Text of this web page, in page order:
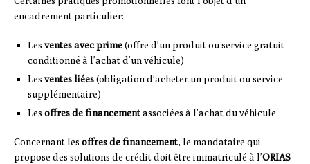
encadrement particulier:
Les ventes avec prime(offre d’un produit ou service gratuit
conditionné à l’achat d’un véhicule)
Les ventes liées(obligation d’acheter un produit ou service
supplémentaire)
Les offres de financementassociées à l’achat du véhicule
Concernant les offres de financement, le mandataire qui
propose des solutions de crédit doit être immatriculé à l’ORIAS